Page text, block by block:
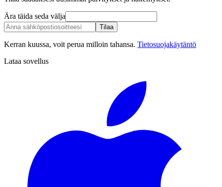
Ära täida seda välja
Tilaa
Kerran kuussa, voit perua milloin tahansa. Tietosuojakäytäntö
Lataa sovellus